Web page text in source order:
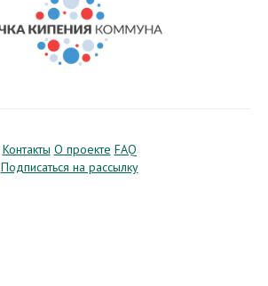
Контакты О проекте FAQ
Подписаться на рассылку